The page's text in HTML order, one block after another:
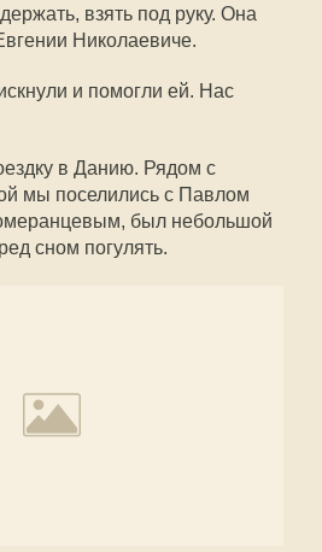
взять под руку. Она
Николаевиче.
и помогли ей. Нас
в Данию. Рядом с
мы поселились с Павлом
был небольшой
сном погулять.